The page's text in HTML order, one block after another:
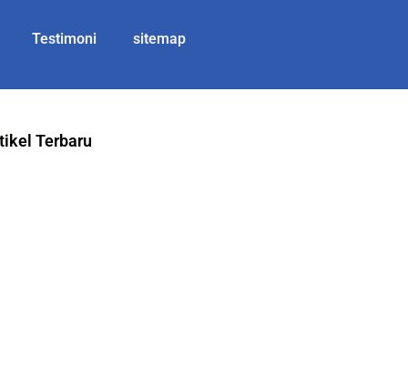
Testimoni sitemap
Terbaru